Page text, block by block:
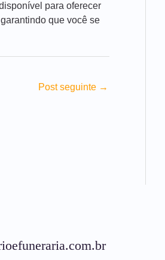
para oferecer
que você se
Post seguinte →